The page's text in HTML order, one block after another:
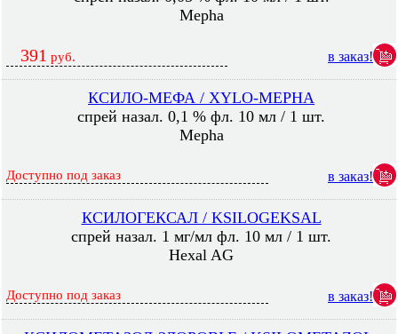
Mepha
391 руб. в заказ!
КСИЛО-МЕФА / XYLO-MEPHA
спрей назал. 0,1 % фл. 10 мл / 1 шт.
Mepha
Доступно под заказ в заказ!
КСИЛОГЕКСАЛ / KSILOGEKSAL
спрей назал. 1 мг/мл фл. 10 мл / 1 шт.
Hexal AG
Доступно под заказ в заказ!